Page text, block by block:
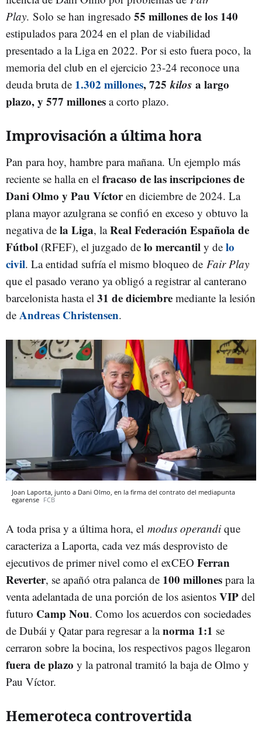
Play. Solo se han ingresado 55 millones de los 140
estipulados para 2024 en el plan de viabilidad
presentado a la Liga en 2022. Por si esto fuera poco, la
memoria del club en el ejercicio 23-24 reconoce una
deuda bruta de 1.302 millones, 725kilos a largo
plazo, y 577 millones a corto plazo.
Improvisación a última hora
Pan para hoy, hambre para mañana. Un ejemplo más
reciente se halla en el fracaso de las inscripciones de
Dani Olmo y Pau Víctoren diciembre de 2024. La
plana mayor azulgrana se confió en exceso y obtuvo la
negativa de la Liga, laReal Federación Española de
Fútbol (RFEF), el juzgado de lo mercantil y de lo
civil. La entidad sufría el mismo bloqueo de Fair Play
que el pasado verano ya obligó a registrar al canterano
barcelonista hasta el 31 de diciembre mediante la lesión
de Andreas Christensen.
Joan Laporta, junto a Dani Olmo, en la firma del contrato del mediapunta
egarense FCB
A toda prisa y a última hora, el modus operandi que
caracteriza a Laporta, cada vez más desprovisto de
ejecutivos de primer nivel como el exCEO Ferran
Reverter, se apañó otra palanca de 100 millones para la
venta adelantada de una porción de los asientos VIP del
futuro Camp Nou. Como los acuerdos con sociedades
de Dubái y Qatar para regresar a lanorma 1:1 se
cerraron sobre la bocina, los respectivos pagos llegaron
fuera de plazo y la patronal tramitó la baja de Olmo y
Pau Víctor.
Hemeroteca controvertida